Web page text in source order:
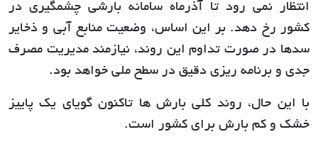
انتظار نمی رود تا آذرماه سامانه بارشی چشمگیری در
کشور رخ دهد. بر این اساس، وضعیت منابع آبی و ذخایر
سدها در صورت تداوم این روند، نیازمند مدیریت مصرف
جدی و برنامه ریزی دقیق در سطح ملی خواهد بود.
با این حال، روند کلی بارش ها تاکنون گویای یک پاییز
خشک و کم بارش برای کشور است.